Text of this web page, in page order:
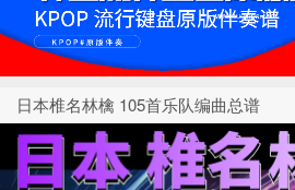
日本椎名林檎 105首乐队编曲总谱